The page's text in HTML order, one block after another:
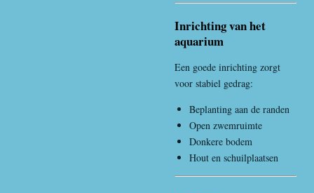
Inrichting van het
aquarium
Een goede inrichting zorgt
voor stabiel gedrag:
Beplanting aan de randen
Open zwemruimte
Donkere bodem
Hout en schuilplaatsen